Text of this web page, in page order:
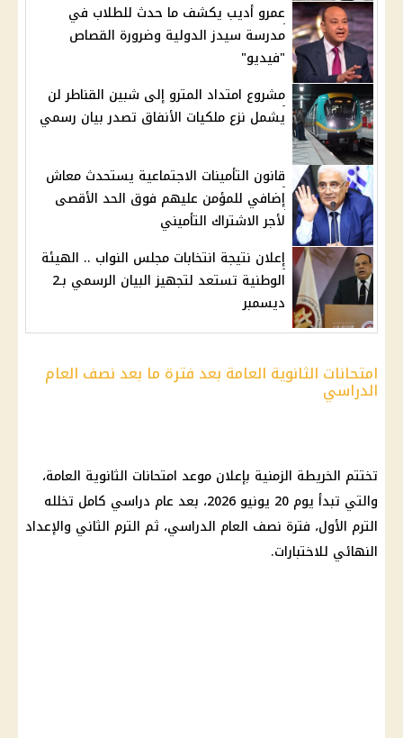
عمرو أديب يكشف ما حدث للطلاب في
مدرسة سيدز الدولية وضرورة القصاص
"فيديو"
مشروع امتداد المترو إلى شبين القناطر لن
يشمل نزع ملكيات الأنفاق تصدر بيان رسمي
قانون التأمينات الاجتماعية يستحدث معاش
إضافي للمؤمن عليهم فوق الحد الأقصى
لأجر الاشتراك التأميني
إعلان نتيجة انتخابات مجلس النواب .. الهيئة
الوطنية تستعد لتجهيز البيان الرسمي بـ2
ديسمبر
امتحانات الثانوية العامة بعد فترة ما بعد نصف العام
الدراسي
تختتم الخريطة الزمنية بإعلان موعد امتحانات الثانوية العامة،
والتي تبدأ يوم 20 يونيو 2026، بعد
عام دراسي كامل تخلله
الترم الأول، فترة نصف العام الدراسي، ثم الترم الثاني والإعداد
النهائي للاختبارات.